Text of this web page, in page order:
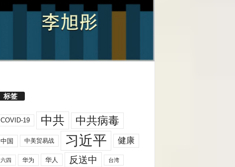
标签
COVID-19 中共 中共病毒
中国 中美贸易战 习近平 健康
六四 华为 华人 反送中 台湾